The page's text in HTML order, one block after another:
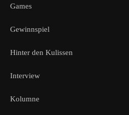
Games
Gewinnspiel
Hinter den Kulissen
Interview
Kolumne